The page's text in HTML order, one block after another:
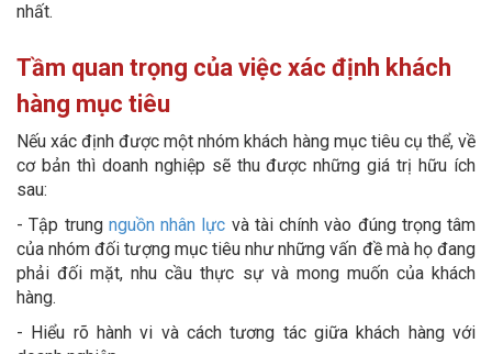
nhất.
Tầm quan trọng của việc xác định khách
hàng mục tiêu
Nếu xác định được một nhóm khách hàng mục tiêu cụ thể, về
cơ bản thì doanh nghiệp sẽ thu được những giá trị hữu ích
sau:
- Tập trung nguồn nhân lực và tài chính vào đúng trọng tâm
của nhóm đối tượng mục tiêu như những vấn đề mà họ đang
phải đối mặt, nhu cầu thực sự và mong muốn của khách
hàng.
- Hiểu rõ hành vi và cách tương tác giữa khách hàng với